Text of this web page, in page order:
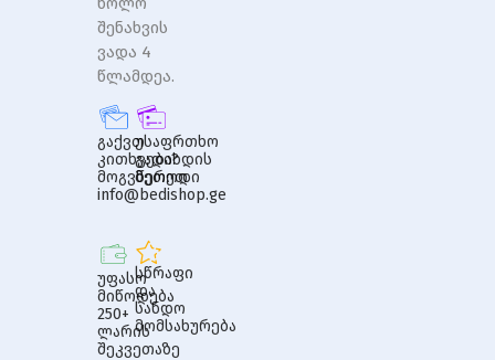
შენახვის
ვადა 4
წლამდეა.
გაქვთ
კითხვები?
მოგვწერეთ
info@bedishop.ge
უსაფრთხო
გადახდის
მეთოდი
უფასო
მიწოდება
250+
ლარის
შეკვეთაზე
სწრაფი
და
სანდო
მომსახურება